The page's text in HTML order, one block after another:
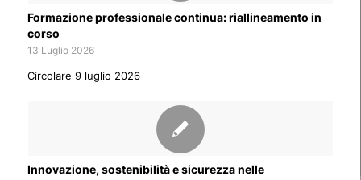
Formazione professionale continua: riallineamento in
corso
13 Luglio 2026
Circolare 9 luglio 2026
Innovazione, sostenibilità e sicurezza nelle